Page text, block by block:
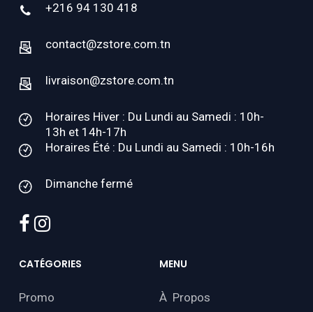
+216 94 130 418
contact@zstore.com.tn
livraison@zstore.com.tn
Horaires Hiver : Du Lundi au Samedi : 10h-
13h et 14h-17h
Horaires Été : Du Lundi au Samedi : 10h-16h
Dimanche fermé
facebook
instagram
CATÉGORIES
Promo
MENU
À Propos